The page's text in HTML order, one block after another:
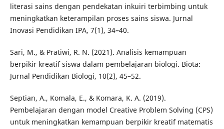
literasi sains dengan pendekatan inkuiri terbimbing untuk
meningkatkan keterampilan proses sains siswa. Jurnal
Inovasi Pendidikan IPA, 7(1), 34–40.
Sari, M., & Pratiwi, R. N. (2021). Analisis kemampuan
berpikir kreatif siswa dalam pembelajaran biologi. Biota:
Jurnal Pendidikan Biologi, 10(2), 45–52.
Septian, A., Komala, E., & Komara, K. A. (2019).
Pembelajaran dengan model Creative Problem Solving (CPS)
untuk meningkatkan kemampuan berpikir kreatif matematis